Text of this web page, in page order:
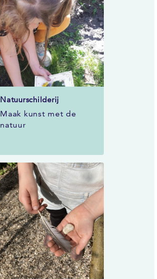
Natuurschilderij
Maak kunst met de
natuur